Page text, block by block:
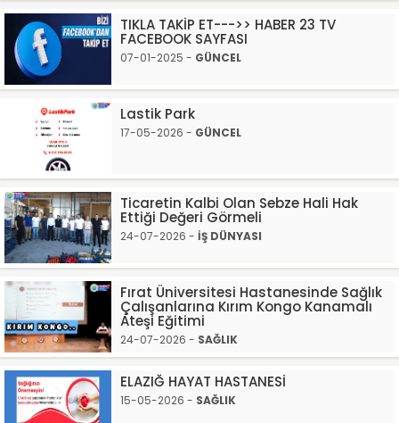
TIKLA TAKİP ET--->> HABER 23 TV
FACEBOOK SAYFASI
07-01-2025 - GÜNCEL
Lastik Park
17-05-2026 - GÜNCEL
Ticaretin Kalbi Olan Sebze Hali Hak
Ettiği Değeri Görmeli
24-07-2026 - İŞ DÜNYASI
Fırat Üniversitesi Hastanesinde Sağlık
Çalışanlarına Kırım Kongo Kanamalı
Ateşi Eğitimi
24-07-2026 - SAĞLIK
ELAZIĞ HAYAT HASTANESİ
15-05-2026 - SAĞLIK